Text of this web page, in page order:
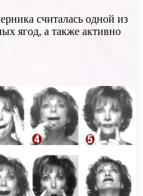
считалась одной из
ягод, а также активно